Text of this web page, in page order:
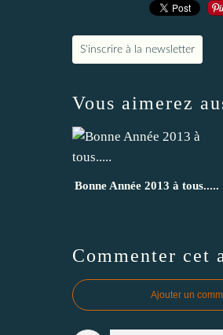
S'inscrire à la newsletter
Vous aimerez
Bonne Année 2013 à tous.....
Commenter cet
Ajouter un